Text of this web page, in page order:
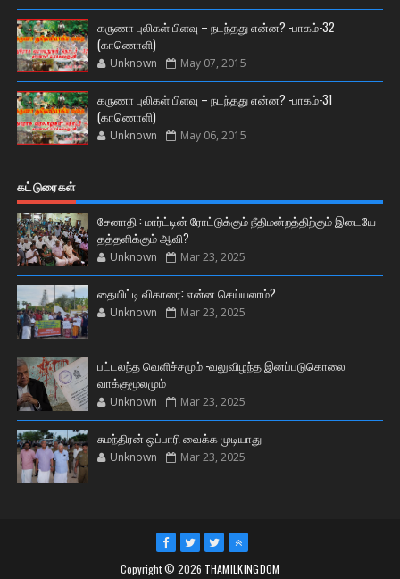
கருணா புலிகள் பிளவு – நடந்தது என்ன? -பாகம்-32
(காணொளி)
Unknown May 07, 2015
கருணா புலிகள் பிளவு – நடந்தது என்ன? -பாகம்-31
(காணொளி)
Unknown May 06, 2015
கட்டுரைகள்
சேனாதி : மார்ட்டின் ரோட்டுக்கும் நீதிமன்றத்திற்கும் இடையே
தத்தளிக்கும் ஆவி?
Unknown Mar 23, 2025
தையிட்டி விகாரை: என்ன செய்யலாம்?
Unknown Mar 23, 2025
பட்டலந்த வெளிச்சமும் -வலுவிழந்த இனப்படுகொலை
வாக்குமூலமும்
Unknown Mar 23, 2025
சுமந்திரன் ஒப்பாரி வைக்க முடியாது
Unknown Mar 23, 2025
Copyright © 2026 THAMILKINGDOM